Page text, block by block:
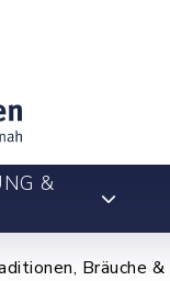
&
Bräuche